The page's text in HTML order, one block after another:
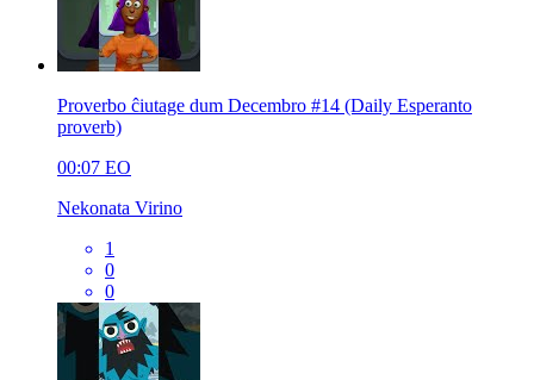
Proverbo ĉiutage dum Decembro #14 (Daily Esperanto
proverb)
00:07 EO
Nekonata Virino
1
0
0